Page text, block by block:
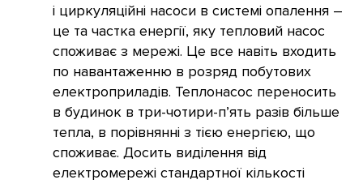
і циркуляційні насоси в системі опалення –
це та частка енергії, яку тепловий насос
споживає з мережі. Це все навіть входить
по навантаженню в розряд побутових
електроприладів. Теплонасос переносить
в будинок в три-чотири-п’ять разів більше
тепла, в порівнянні з тією енергією, що
споживає. Досить виділення від
електромережі стандартної кількості